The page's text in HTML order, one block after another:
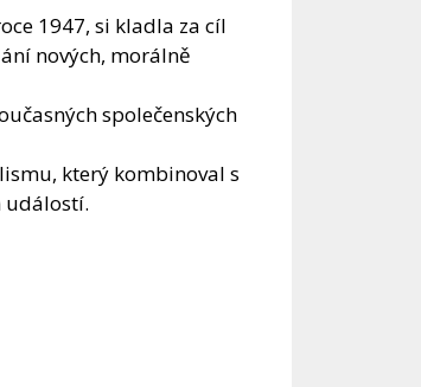
1947, si kladla za cíl
nových, morálně
společenských
který kombinoval s
událostí.